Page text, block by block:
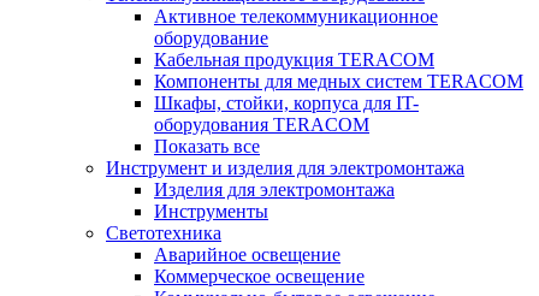
Активное телекоммуникационное
оборудование
Кабельная продукция TERACOM
Компоненты для медных систем TERACOM
Шкафы, стойки, корпуса для IT-
оборудования TERACOM
Показать все
Инструмент и изделия для электромонтажа
Изделия для электромонтажа
Инструменты
Светотехника
Аварийное освещение
Коммерческое освещение